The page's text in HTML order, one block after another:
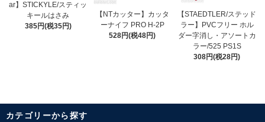
ar】STICKYLE/スティッ
キールはさみ
385円(税35円)
【NTカッター】カッタ
ーナイフ PRO H-2P
528円(税48円)
【STAEDTLER/ステッド
ラー】PVCフリー ホル
ダー字消し・アソートカ
ラー/525 PS1S
308円(税28円)
カテゴリーから探す